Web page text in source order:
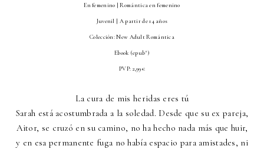
En femenino | Romántica en femenino
Juvenil | A partir de 14 años
Colección: New Adult Romántica
Ebook (epub")
PVP: 2,99€
La cura de mis heridas eres tú
Sarah está acostumbrada a la soledad. Desde que su ex pareja,
Aitor, se cruzó en su camino, no ha hecho nada más que huir,
y en esa permanente fuga no había espacio para amistades, ni